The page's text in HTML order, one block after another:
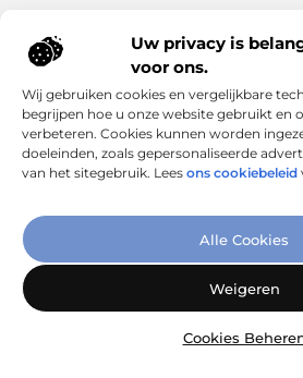
Uw privacy is
voor ons.
Wij gebruiken cookies en vergelijkbare
begrijpen hoe u onze website gebruikt en
verbeteren. Cookies kunnen worden
doeleinden, zoals gepersonaliseerde
van het sitegebruik. Lees ons cookiebeleid
Alle Cookies
Weigeren
Cookies
Verbind Artikelen, Deel
vandaag nog!
Onze informatie